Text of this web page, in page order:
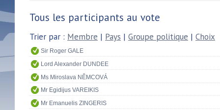
Tous les participants au vote
Trier par : Membre | Pays | Groupe politique | Choix
Sir Roger GALE
Lord Alexander DUNDEE
Ms Miroslava NĚMCOVÁ
Mr Egidijus VAREIKIS
Mr Emanuelis ZINGERIS